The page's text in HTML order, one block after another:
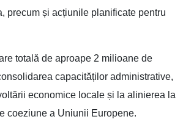
precum și acțiunile planificate pentru
totală de aproape 2 milioane de
capacităților administrative,
economice locale și la alinierea la
coeziune a Uniunii Europene.